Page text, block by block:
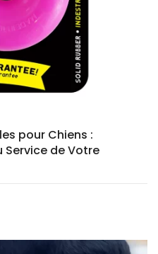
pour Chiens :
Service de Votre